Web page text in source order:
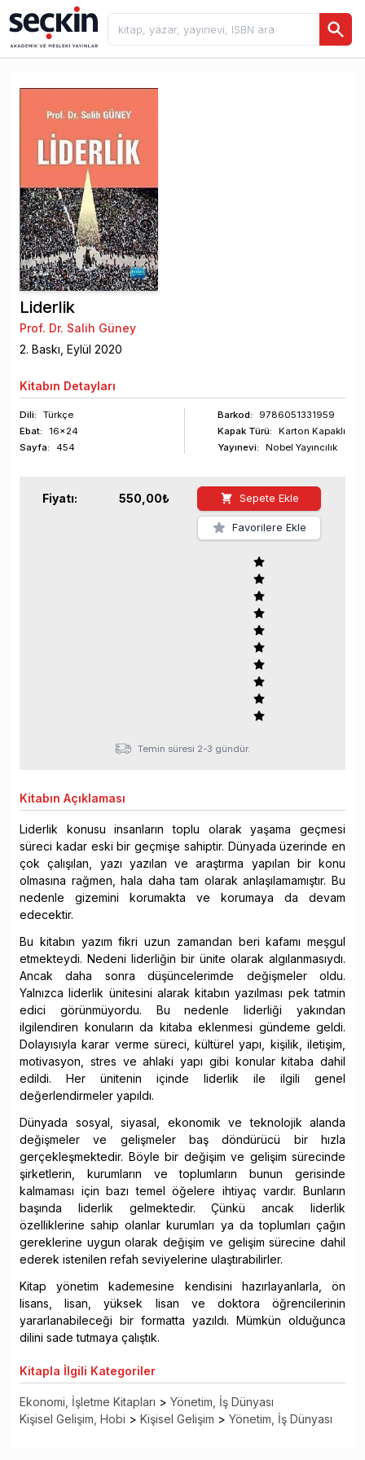
Liderlik
Prof. Dr. Salih Güney
2. Baskı, Eylül 2020
Kitabın Detayları
Dili:
Türkçe
Ebat:
16x24
Sayfa: 454
Barkod:
9786051331959
Kapak Türü:
Karton Kapaklı
Yayınevi:
Nobel Yayıncılık
Fiyatı: 550,00₺ Sepete Ekle
Favorilere Ekle
Temin süresi 2-3 gündür.
Kitabın Açıklaması
Liderlik konusu insanların toplu olarak yaşama geçmesi
süreci kadar eski bir geçmişe sahiptir. Dünyada üzerinde en
çok çalışılan, yazı yazılan ve araştırma yapılan bir konu
olmasına rağmen, hala daha tam olarak anlaşılamamıştır. Bu
nedenle gizemini korumakta ve korumaya da devam
edecektir.
Bu kitabın yazım fikri uzun zamandan beri kafamı meşgul
etmekteydi. Nedeni liderliğin bir ünite olarak algılanmasıydı.
Ancak daha sonra düşüncelerimde değişmeler oldu.
Yalnızca liderlik ünitesini alarak kitabın yazılması pek tatmin
edici görünmüyordu. Bu nedenle liderliği yakından
ilgilendiren konuların da kitaba eklenmesi gündeme geldi.
Dolayısıyla karar verme süreci, kültürel yapı, kişilik, iletişim,
motivasyon, stres ve ahlaki yapı gibi konular kitaba dahil
edildi. Her ünitenin içinde liderlik ile ilgili genel
değerlendirmeler yapıldı.
Dünyada sosyal, siyasal, ekonomik ve teknolojik alanda
değişmeler ve gelişmeler baş döndürücü bir hızla
gerçekleşmektedir. Böyle bir değişim ve gelişim sürecinde
şirketlerin, kurumların ve toplumların bunun gerisinde
kalmaması için bazı temel öğelere ihtiyaç vardır. Bunların
başında liderlik gelmektedir. Çünkü ancak liderlik
özelliklerine sahip olanlar kurumları ya da toplumları çağın
gereklerine uygun olarak değişim ve gelişim sürecine dahil
ederek istenilen refah seviyelerine ulaştırabilirler.
Kitap yönetim kademesine kendisini hazırlayanlarla, ön
lisans, lisan, yüksek lisan ve doktora öğrencilerinin
yararlanabileceği bir formatta yazıldı. Mümkün olduğunca
dilini sade tutmaya çalıştık.
Kitapla İlgili Kategoriler
Ekonomi, İşletme Kitapları > Yönetim, İş Dünyası
Kişisel Gelişim, Hobi > Kişisel Gelişim > Yönetim, İş Dünyası